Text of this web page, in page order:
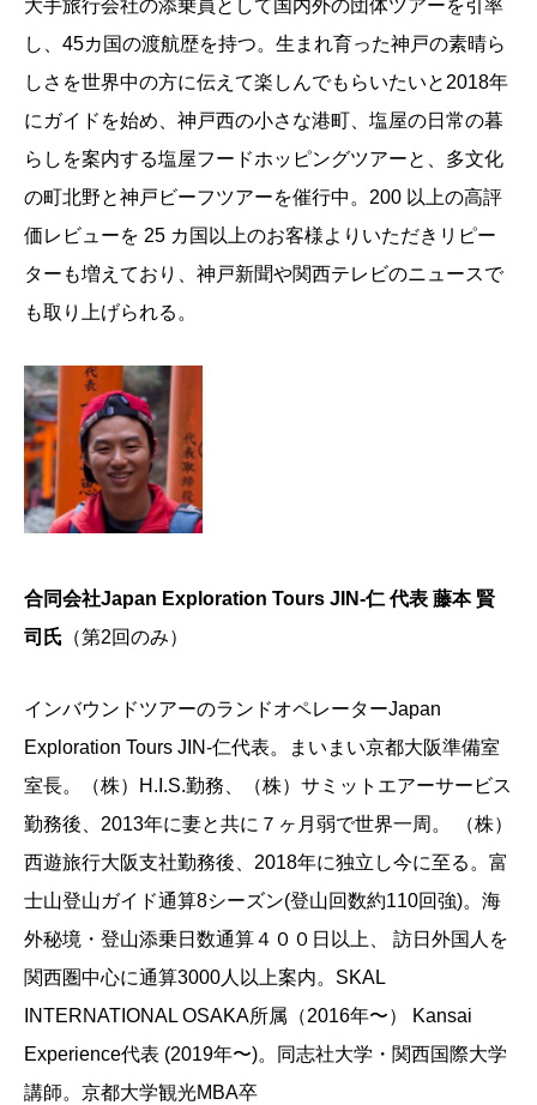
大手旅行会社の添乗員として国内外の団体ツアーを引率
し、45カ国の渡航歴を持つ。生まれ育った神戸の素晴ら
しさを世界中の方に伝えて楽しんでもらいたいと2018年
にガイドを始め、神戸西の小さな港町、塩屋の日常の暮
らしを案内する塩屋フードホッピングツアーと、多文化
の町北野と神戸ビーフツアーを催行中。200 以上の高評
価レビューを 25 カ国以上のお客様よりいただきリピー
ターも増えており、神戸新聞や関西テレビのニュースで
も取り上げられる。
合同会社Japan Exploration Tours JIN-仁 代表 藤本 賢
司氏 （第2回のみ）
インバウンドツアーのランドオペレーターJapan
Exploration Tours JIN-仁代表。まいまい京都大阪準備室
室長。
（株）H.I.S.勤務、（株）サミットエアーサービス
勤務後、2013年に妻と共に７ヶ月弱で世界一周。 （株）
西遊旅行大阪支社勤務後、2018年に独立し今に至る。 富
士山登山ガイド通算8シーズン(登山回数約110回強)。 海
外秘境・登山添乗日数通算４００日以上、 訪日外国人を
関西圏中心に通算3000人以上案内。 SKAL
INTERNATIONAL OSAKA所属（2016年〜） Kansai
Experience代表 (2019年〜)。同志社大学・関西国際大学
講師。京都大学観光MBA卒